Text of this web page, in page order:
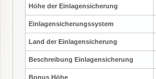
Höhe der Einlagensicherung
Einlagensicherungssystem
Land der Einlagensicherung
Beschreibung Einlagensicherung
Bonus Höhe